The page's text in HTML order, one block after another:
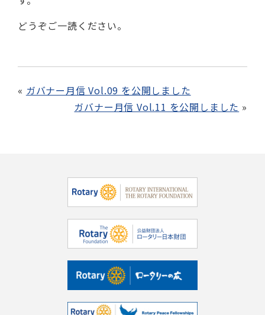
どうぞご一読ください。
ガバナー月信 Vol.09 を公開しました
ガバナー月信 Vol.11 を公開しました